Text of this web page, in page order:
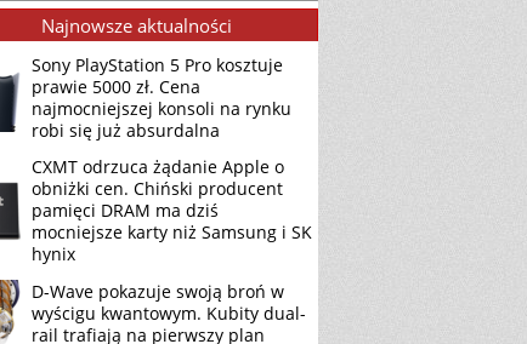
Najnowsze aktualności
Sony PlayStation 5 Pro kosztuje
prawie 5000 zł. Cena
najmocniejszej konsoli na rynku
robi się już absurdalna
CXMT odrzuca żądanie Apple o
obniżki cen. Chiński producent
pamięci DRAM ma dziś
mocniejsze karty niż Samsung i SK
hynix
D-Wave pokazuje swoją broń w
wyścigu kwantowym. Kubity dual-
rail trafiają na pierwszy plan